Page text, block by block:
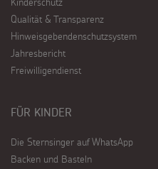
Qualität & Transparenz
Hinweisgebendenschutzsystem
Jahresbericht
Freiwilligendienst
FÜR KINDER
Die Sternsinger auf WhatsApp
Backen und Basteln